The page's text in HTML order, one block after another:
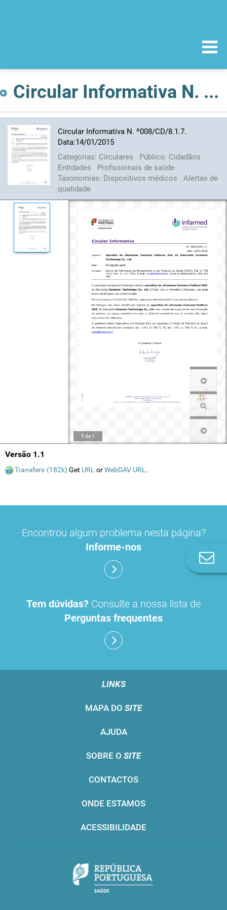
Circular Informativa N. º008/CD/8.1.7. Data:14/01/2015
Circular Informativa N. º008/CD/8.1.7.
Data:14/01/2015
Categorias: Circulares Público: Cidadãos
Entidades
Profissionais de saúde
Taxonomias: Dispositivos médicos
Alertas de
qualidade
1 de 1
Versão 1.1
Transferir (182k) Get URL orWebDAV URL .
Encontrou algum problema nesta página?
Informe-nos
Tem dúvidas? Consulte a nossa lista de
Perguntas frequentes
LINKS
MAPA DO SITE
AJUDA
SOBRE O SITE
CONTACTOS
ONDE ESTAMOS
ACESSIBILIDADE